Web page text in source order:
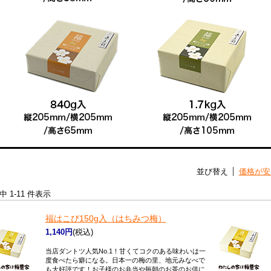
並び替え 価格が
1-11 件表示
福はこび150g入（はちみつ梅）
1,140円(税込)
当店ダントツ人気No.1！甘くてコクのある味わいは一
度食べたら癖になる。日本一の梅の里、地元みなべで
も大好評です！お子様のお弁当や毎朝のお茶のお供に